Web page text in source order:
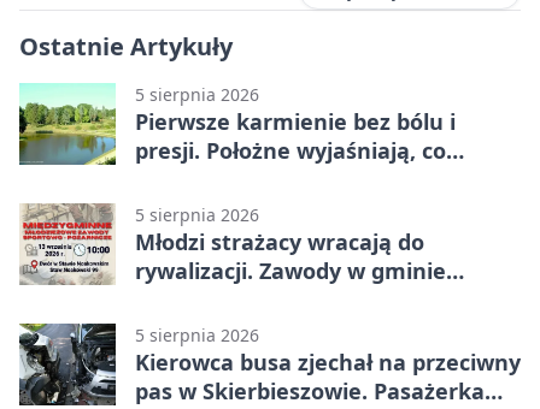
Ostatnie Artykuły
5 sierpnia 2026
Pierwsze karmienie bez bólu i
presji. Położne wyjaśniają, co
5 sierpnia 2026
Młodzi strażacy wracają do
rywalizacji. Zawody w gminie
5 sierpnia 2026
Kierowca busa zjechał na przeciwny
pas w Skierbieszowie. Pasażerka